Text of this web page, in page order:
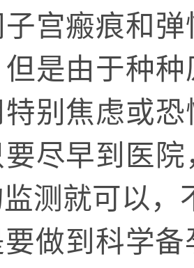
宫瘢痕和
是由于种
别焦虑或
要尽早到医
测就可以，
做到科学